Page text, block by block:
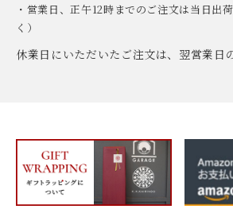
・営業日、正午12時までのご注文は当日出
く）
休業日にいただいたご注文は、翌営業日